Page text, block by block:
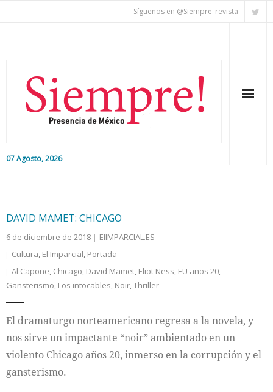
Síguenos en @Siempre_revista
07 Agosto, 2026
Nacional
Colaboradores
DAVID MAMET: CHICAGO
6 de diciembre de 2018
ElIMPARCIAL.ES
Cultura, El Imparcial, Portada
Al Capone, Chicago, David Mamet, Eliot Ness, EU años 20,
Gansterismo, Los intocables, Noir,Thriller
El dramaturgo norteamericano regresa a la novela, y
nos sirve un impactante “noir” ambientado en un
violento Chicago años 20, inmerso en la corrupción y el
gansterismo.